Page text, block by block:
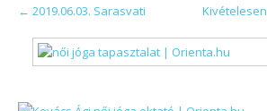
POST
NAVIGATION
← 2019.06.03. Sarasvati